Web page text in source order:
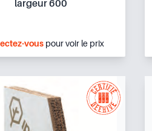
largeur 600
vouspour voir le prix